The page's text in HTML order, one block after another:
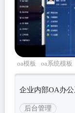
oa模板 oa系统模板
板
layui模板
企业内部OA办
后台管理